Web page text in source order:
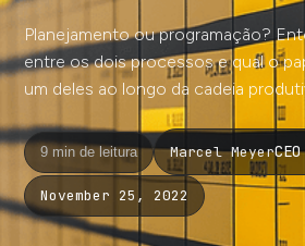
Planejamento ou programação?
entre os dois processos e qual o
um deles ao longo da cadeia
9 min de leitura Marcel Meyer
November 25, 2022